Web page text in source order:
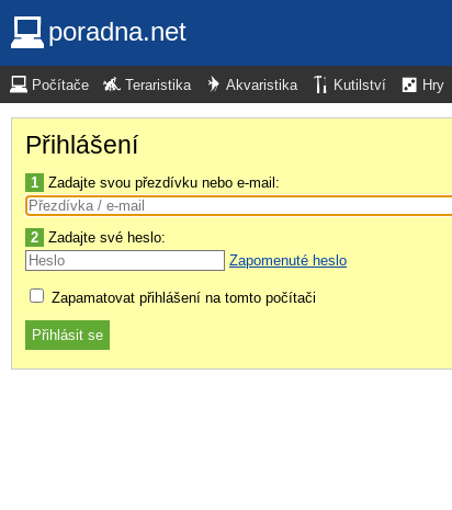
poradna.net
Počítače Teraristika Akvaristika Kutilství Hry
Přihlášení
1 Zadajte svou přezdívku nebo e-mail:
2 Zadajte své heslo:
Zapomenuté heslo
Zapamatovat přihlášení na tomto počítači